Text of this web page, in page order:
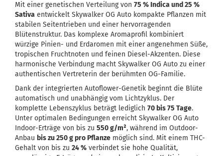
Mit einer genetischen Verteilung von 75 % Indica und 25 %
Sativa entwickelt Skywalker OG Auto kompakte Pflanzen mit
stabilen Seitentrieben und einer hervorragenden
Blütenstruktur. Das komplexe Aromaprofil kombiniert
würzige Pinien- und Erdaromen mit einer angenehmen Süße,
tropischen Fruchtnoten und feinen Diesel-Akzenten. Diese
harmonische Verbindung macht Skywalker OG Auto zu einer
authentischen Vertreterin der berühmten OG-Familie.
Dank der integrierten Autoflower-Genetik beginnt die Blüte
automatisch und unabhängig vom Lichtzyklus. Der
komplette Lebenszyklus beträgt lediglich 70 bis 75 Tage.
Unter optimalen Bedingungen erreicht Skywalker OG Auto
Indoor-Erträge von bis zu 550 g/m², während im Outdoor-
Anbau bis zu 250 g pro Pflanze möglich sind. Mit einem THC-
Gehalt von bis zu 24 % verbindet sie hohe Qualität,